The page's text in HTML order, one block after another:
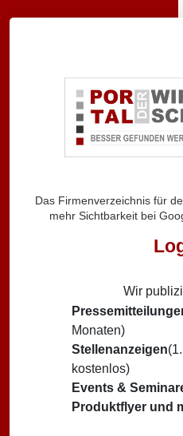
Das Firmenverzeichnis für
mehr Sichtbarkeit bei
Wir
Monaten)
Stellenanzeigen
kostenlos)
Events &
Produktflyer und